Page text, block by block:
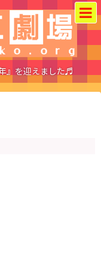
』を迎えました♬